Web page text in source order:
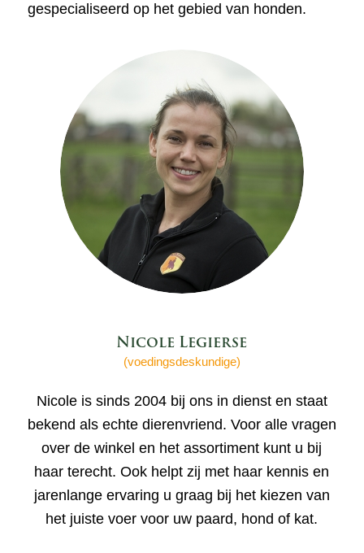
gespecialiseerd op het gebied van honden.
Nicole Legierse
(voedingsdeskundige)
Nicole is sinds 2004 bij ons in dienst en staat
bekend als echte dierenvriend. Voor alle vragen
over de winkel en het assortiment kunt u bij
haar terecht. Ook helpt zij met haar kennis en
jarenlange ervaring u graag bij het kiezen van
het juiste voer voor uw paard, hond of kat.